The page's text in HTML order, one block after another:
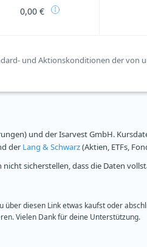
0,00 €
und Aktionskonditionen der
und der Isarvest GmbH.
der Lang & Schwarz(Aktien, ETFs,
sicherstellen, dass die Daten
diesen Link etwas kaufst oder
Vielen Dank für deine Unterstützung.